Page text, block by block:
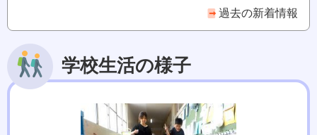
過去の新着情報
学校生活の様子